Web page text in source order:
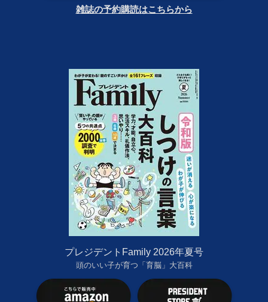
雑誌の予約購読はこちらから
プレジデントFamily 2026年夏号
頭のいい子が育つ「育脳」大百科